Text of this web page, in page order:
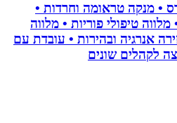
טראומה וחרדות •
טיפולי פוריות • מלווה
ובהירות • עובדת עם